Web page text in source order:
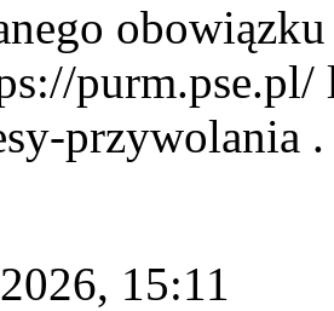
przywolania
15:11